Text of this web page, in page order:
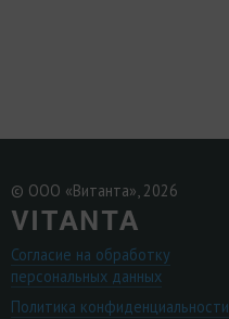
© ООО «Витанта», 2026
Согласие на обработку
персональных данных
Политика конфиденциальности